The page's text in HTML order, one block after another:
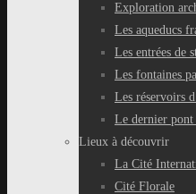
Exploration
Les aqueducs
Les entrées de
Les fontaines
Les réservoirs
Le dernier pont
Lieux à découvrir
La Cité
Cité Florale